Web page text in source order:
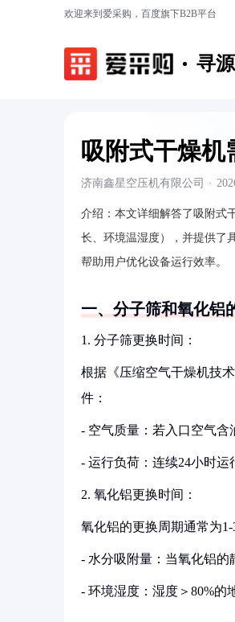
欢迎来到爱采购，百度旗下B2B平台
寻
吸附式干燥机
济南鑫星空压机有限公司 ·
介绍： 本文详细解答了吸附式
长、环境温湿度），并提供了
帮助用户优化设备运行效率。
一、分子筛和氧化铝
1. 分子筛更换时间：
根据《压缩空气干燥机技
件：
- 空气质量：若入口空气含
- 运行负荷：连续24小时运
2. 氧化铝更换时间：
氧化铝的更换周期通常为
- 水分吸附量：当氧化铝的
- 环境湿度：湿度＞80%的